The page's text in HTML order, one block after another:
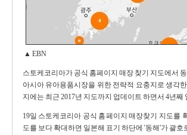
▲ EBN
스토케코리아가 공식 홈페이지 매장 찾기 지도에서
아시아 유아용품시장을 위한 전략적 요충지로 생각
지에는 최근 2017년 지도까지 업데이트 하면서 4년
19일 스토케코리아 공식 홈페이지 매장찾기 지도를
도를 보다 확대하면 일본해 표기 하단에 '동해'가 괄호